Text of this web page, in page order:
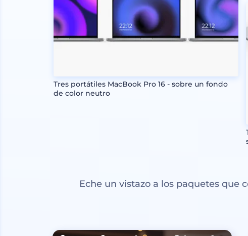
Tres portátiles MacBook Pro 16 - sobre un fondo
de color neutro
Eche un vistazo a los paquetes que